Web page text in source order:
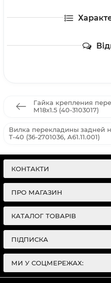
Гайка крепления
М18х1.5 (40-3103017)
Вилка перекладины задней
Т-40 (36-2701036, А61.11.001)
КОНТАКТИ
ПРО МАГАЗИН
КАТАЛОГ ТОВАРІВ
ПІДПИСКА
МИ У СОЦМЕРЕЖАХ: